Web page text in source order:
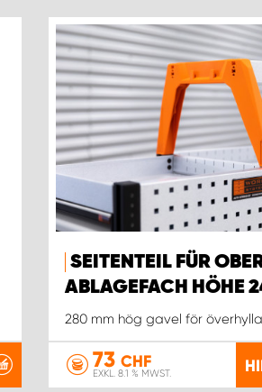
SEITENTEIL FÜR
ABLAGEFACH HÖHE
280 mm hög gavel för
73 CHF
EXKL. 8.1 % MWST.